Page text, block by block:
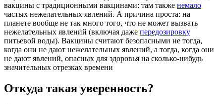
вакцины с традиционными вакцинами: там также немало
частых нежелательных явлений. А причина проста: на
планете вообще не так много того, что не может вызвать
нежелательных явлений (включая даже передозировку
питьевой воды). Вакцины считают безопасными не тогда,
когда они не дают нежелательных явлений, а тогда, когда они
не дают явлений, опасных для здоровья на сколько-нибудь
значительных отрезках времени
Откуда такая уверенность?